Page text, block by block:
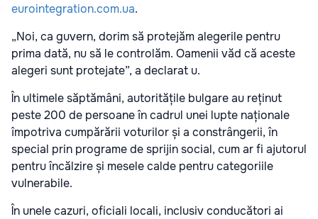
eurointegration.com.ua.
„Noi, ca guvern, dorim să protejăm alegerile pentru
prima dată, nu să le controlăm. Oamenii văd că aceste
alegeri sunt protejate”, a declarat u.
În ultimele săptămâni, autoritățile bulgare au reținut
peste 200 de persoane în cadrul unei lupte naționale
împotriva cumpărării voturilor și a constrângerii, în
special prin programe de sprijin social, cum ar fi ajutorul
pentru încălzire și mesele calde pentru categoriile
vulnerabile.
În unele cazuri, oficiali locali, inclusiv conducători ai